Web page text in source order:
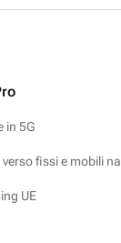
in 5G
verso fissi e mobili
UE